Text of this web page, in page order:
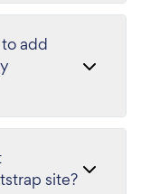
add
site?